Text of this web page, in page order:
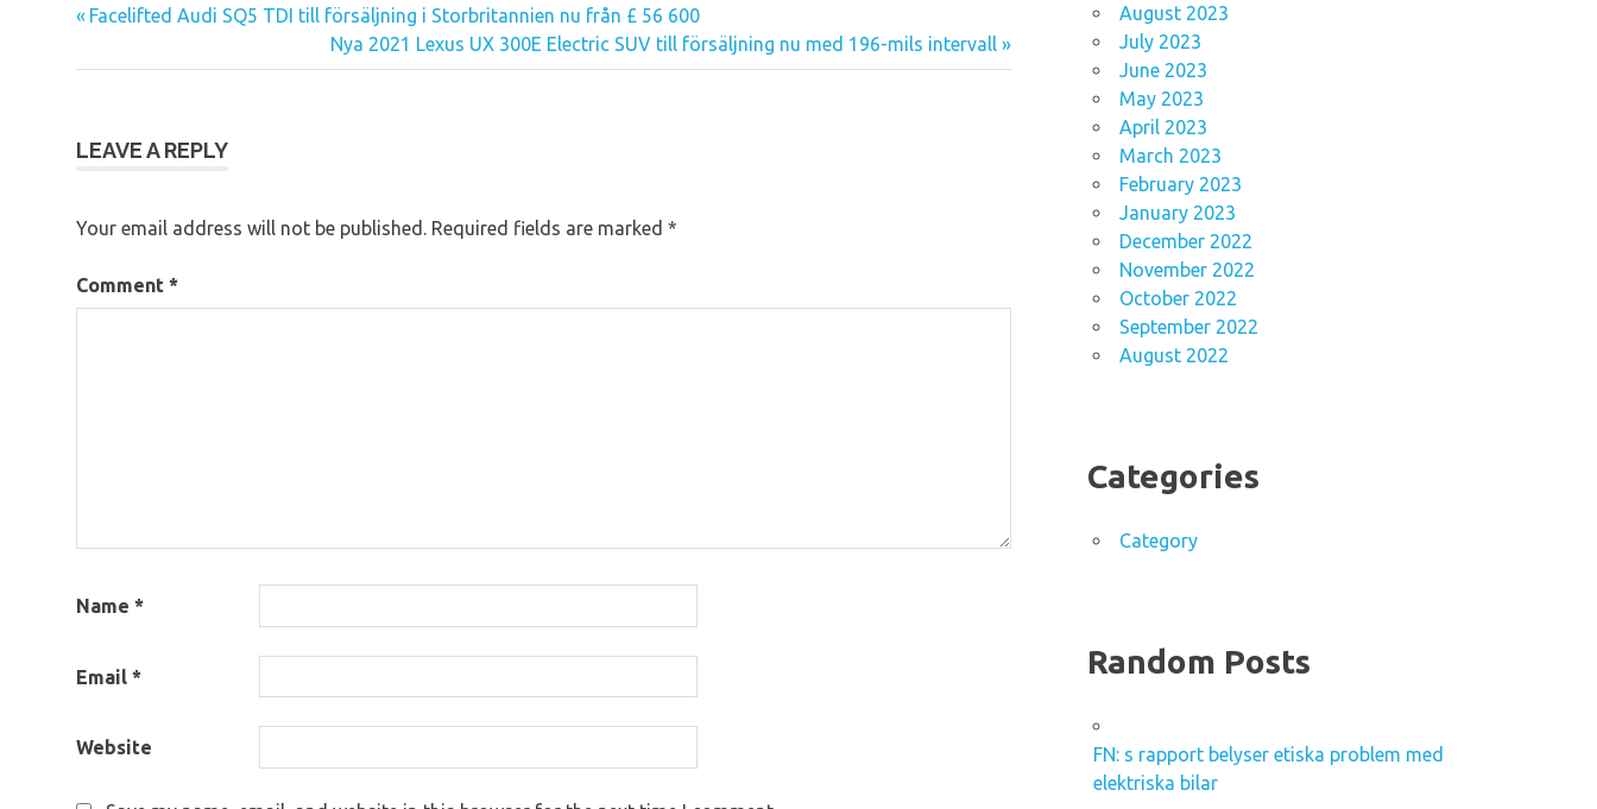
Post
navigation
Previous
Facelifted Audi SQ5 TDI till försäljning i Storbritannien nu från £ 56 600
Next
Post:
Nya 2021 Lexus UX 300E Electric SUV till försäljning nu med 196-mils intervall
LEAVE A REPLY
Your email address will not be published. Required fields are marked *
Comment *
Name *
Email *
Website
August 2023
July 2023
June 2023
May 2023
April 2023
March 2023
February 2023
January 2023
December 2022
November 2022
October 2022
September 2022
August 2022
Categories
Category
Random Posts
FN: s rapport belyser etiska problem med
elektriska bilar